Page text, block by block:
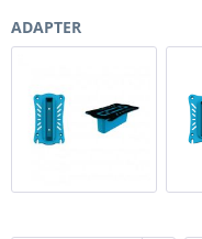
ADAPTER